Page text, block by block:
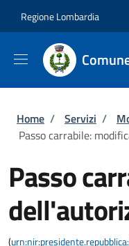
Regione Lombardia
Briciole di
Home / Servizi /
Passo carrabile:
Passo
(